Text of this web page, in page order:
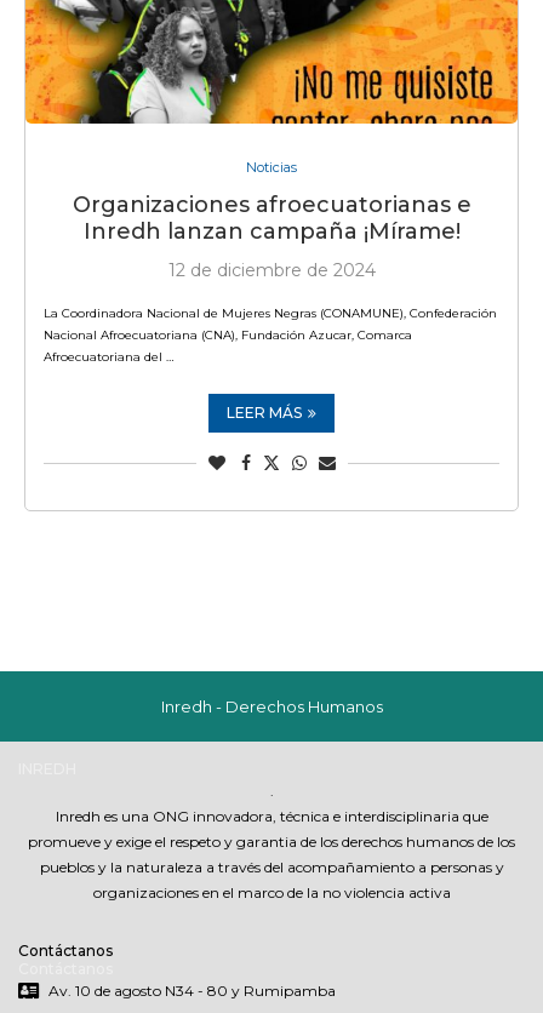
Noticias
Organizaciones afroecuatorianas e
Inredh lanzan campaña ¡Mírame!
12 de diciembre de 2024
La Coordinadora Nacional de Mujeres Negras (CONAMUNE), Confederación
Nacional Afroecuatoriana (CNA), Fundación Azucar, Comarca
Afroecuatoriana del …
LEER MÁS
Inredh - Derechos Humanos
.
Inredh es una ONG innovadora, técnica e interdisciplinaria que
promueve y exige el respeto y garantia de los derechos humanos de los
pueblos y la naturaleza a través del acompañamiento a personas y
organizaciones en el marco de la no violencia activa
Contáctanos
Av. 10 de agosto N34 - 80 y Rumipamba